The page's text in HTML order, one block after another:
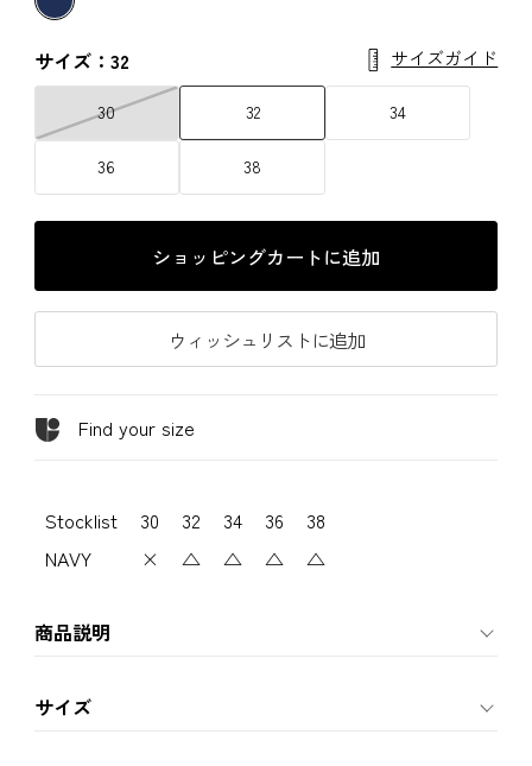
サイズ：32 サイズガイド
30 32 34
36 38
ショッピングカートに追加
ウィッシュリストに追加
Find your size
Stocklist 30 32 34 36
38
NAVY
× △ △ △ △
商品説明
サイズ